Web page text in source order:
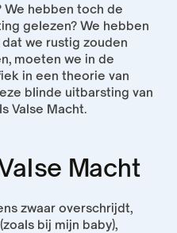
We hebben toch de
gelezen? We hebben
we rustig zouden
moeten we in de
in een theorie van
blinde uitbarsting van
Valse Macht.
Macht
zwaar overschrijdt,
bij mijn baby),